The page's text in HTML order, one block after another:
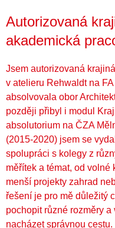
Autorizovaná
akademická
Jsem autorizovaná
v atelieru Rehwaldt na
absolvovala obor
později přibyl i modul
absolutorium na ČZA
(2015-2020) jsem se
spolupráci s kolegy z
měřítek a témat, od volné
menší projekty zahrad
řešení je pro mě důležitý
pochopit různé rozměry
nacházet správnou cestu.